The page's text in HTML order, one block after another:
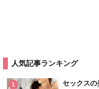
人気記事ランキング
1
セックス